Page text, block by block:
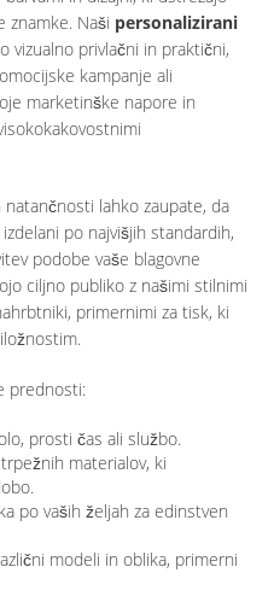
znamke. Naši personalizirani
vizualno privlačni in praktični,
kampanje ali
marketinške napore in
lahko zaupate, da
po najvišjih standardih,
podobe vaše blagovne
ciljno publiko z našimi stilnimi
primernimi za tisk, ki
prednosti:
prosti čas ali službo.
materialov, ki
po vaših željah za edinstven
modeli in oblika, primerni